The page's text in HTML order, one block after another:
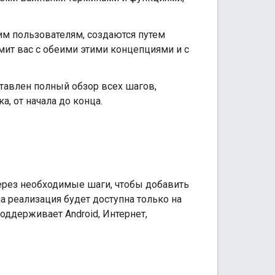
пользователям, создаются путем
вас с обеими этими концепциями и с
полный обзор всех шагов,
от начала до конца.
необходимые шаги, чтобы добавить
будет доступна только на
Android, Интернет,